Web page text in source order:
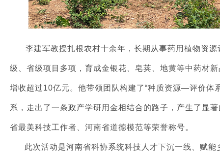
李建军教授扎根农村十余年，长期从事药用植物资
级、省级项目多项，育成金银花、皂荚、地黄等中药材
增收超过10亿元。他带领团队构建了“种质资源—评价
系，走出了一条政产学研用金相结合的路子，产生了显
省最美科技工作者、河南省道德模范等荣誉称号。
此次活动是河南省科协系统科技人才下沉一线、赋能